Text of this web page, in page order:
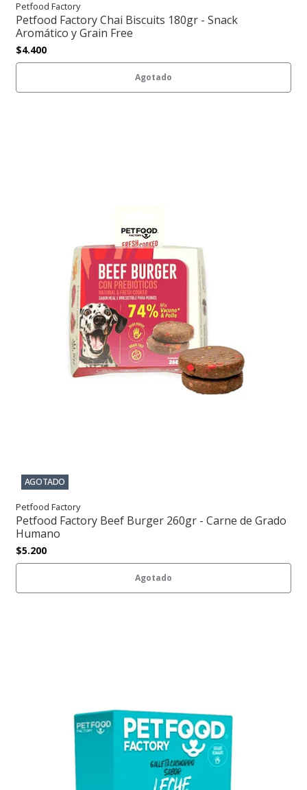
Petfood Factory
Petfood Factory Chai Biscuits 180gr - Snack
Aromático y Grain Free
$4.400
Agotado
AGOTADO
Petfood Factory
Petfood Factory Beef Burger 260gr - Carne de Grado
Humano
$5.200
Agotado